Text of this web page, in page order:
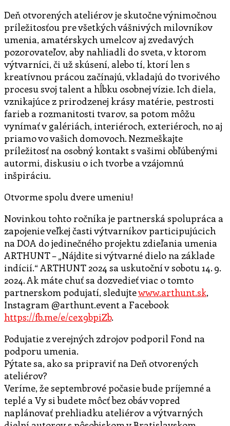
Deň otvorených ateliérov je skutočne výnimočnou
príležitosťou pre všetkých vášnivých milovníkov
umenia, amatérskych umelcov aj zvedavých
pozorovateľov, aby nahliadli do sveta, v ktorom
výtvarníci, či už skúsení, alebo tí, ktorí len s
kreatívnou prácou začínajú, vkladajú do tvorivého
procesu svoj talent a hĺbku osobnej vízie. Ich diela,
vznikajúce z prirodzenej krásy matérie, pestrosti
farieb a rozmanitosti tvarov, sa potom môžu
vynímať v galériách, interiéroch, exteriéroch, no aj
priamo vo vašich domovoch. Nezmeškajte
príležitosť na osobný kontakt s vašimi obľúbenými
autormi, diskusiu o ich tvorbe a vzájomnú
inšpiráciu.
Otvorme spolu dvere umeniu!
Novinkou tohto ročníka je partnerská spolupráca a
zapojenie veľkej časti výtvarníkov participujúcich
na DOA do jedinečného projektu zdieľania umenia
ARTHUNT – „Nájdite si výtvarné dielo na základe
indícií.“ ARTHUNT 2024 sa uskutoční v sobotu 14. 9.
2024. Ak máte chuť sa dozvedieť viac o tomto
partnerskom podujatí, sledujtewww.arthunt.sk,
Instagram @arthunt.event a Facebook
https://fb.me/e/cex9bpiZb.
Podujatie z verejných zdrojov podporil Fond na
podporu umenia.
Pýtate sa, ako sa pripraviť na Deň otvorených
ateliérov?
Veríme, že septembrové počasie bude príjemné a
teplé a Vy si budete môcť bez obáv vopred
naplánovať prehliadku ateliérov a výtvarných